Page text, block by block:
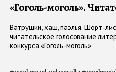
«Гоголь-моголь».
Ватрушки, хаш, паэлья. Шорт-
читательское голосование
конкурса «Гоголь-моголь»